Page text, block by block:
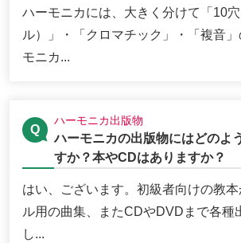
ハーモニカには、大きく分けて「10
ル）」・「クロマチック」・「複音
モニカ...
ハーモニカ出版物
ハーモニカの出版物にはどのよ
すか？本やCDはありますか？
はい、ございます。初級者向けの教
ル用の曲集、またCDやDVDまで各種
し...